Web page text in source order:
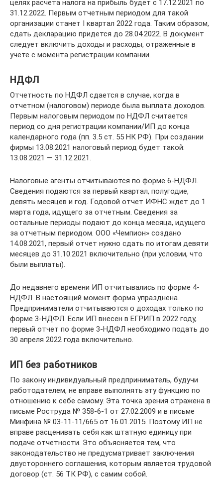
целях расчета налога на прибыль будет с 17.12.2021 по
31.12.2022. Первым отчетным периодом для такой
организации станет I квартал 2022 года. Таким образом,
сдать декларацию придется до 28.04.2022. В документ
следует включить доходы и расходы, отраженные в
учете с момента регистрации компании.
НДФЛ
Отчетность по НДФЛ сдается в случае, когда в
отчетном (налоговом) периоде была выплата доходов.
Первым налоговым периодом по НДФЛ считается
период со дня регистрации компании/ИП до конца
календарного года (пп. 3.5 ст. 55 НК РФ). При создании
фирмы 13.08.2021 налоговый период будет такой:
13.08.2021 — 31.12.2021.
Налоговые агенты отчитываются по форме 6-НДФЛ.
Сведения подаются за первый квартал, полугодие,
девять месяцев и год. Годовой отчет ИФНС ждет до 1
марта года, идущего за отчетным. Сведения за
остальные периоды подают до конца месяца, идущего
за отчетным периодом. ООО «Чемпион» создано
14.08.2021, первый отчет нужно сдать по итогам девяти
месяцев до 31.10.2021 включительно (при условии, что
были выплаты).
До недавнего времени ИП отчитывались по форме 4-
НДФЛ. В настоящий момент форма упразднена.
Предприниматели отчитываются о доходах только по
форме 3-НДФЛ. Если ИП внесен в ЕГРИП в 2022 году,
первый отчет по форме 3-НДФЛ необходимо подать до
30 апреля 2022 года включительно.
ИП без работников
По закону индивидуальный предприниматель, будучи
работодателем, не вправе выполнять эту функцию по
отношению к себе самому. Эта точка зрения отражена в
письме Роструда № 358-6-1 от 27.02.2009 и в письме
Минфина № 03-11-11/665 от 16.01.2015. Поэтому ИП не
вправе расценивать себя как штатную единицу при
подаче отчетности. Это объясняется тем, что
законодательство не предусматривает заключения
двустороннего соглашения, которым является трудовой
договор (ст. 56 ТК РФ), с самим собой.